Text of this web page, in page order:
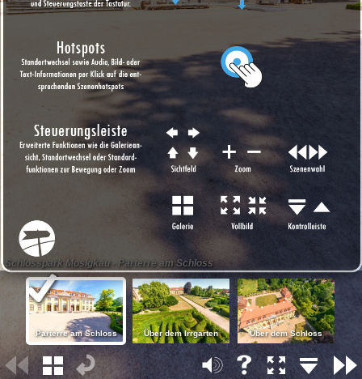
Schlosspark Mosigkau - Parterre am Schloss
Parterre am Schloss Über dem Irrgarten Über dem Schloss